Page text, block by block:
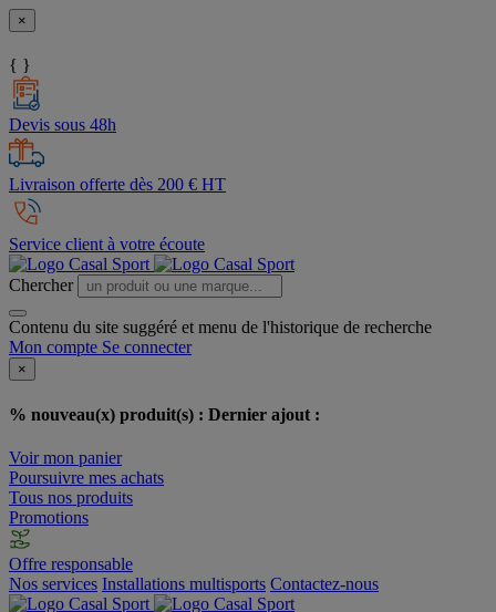
×
{ }
Devis sous 48h
Livraison offerte dès 200 € HT
Service client à votre écoute
Chercher
Contenu du site suggéré et menu de l'historique de recherche
Mon compte Se connecter
×
% nouveau(x) produit(s) : Dernier ajout :
Voir mon panier
Poursuivre mes achats
Tous nos produits
Promotions
Offre responsable
Nos services Installations multisports Contactez-nous